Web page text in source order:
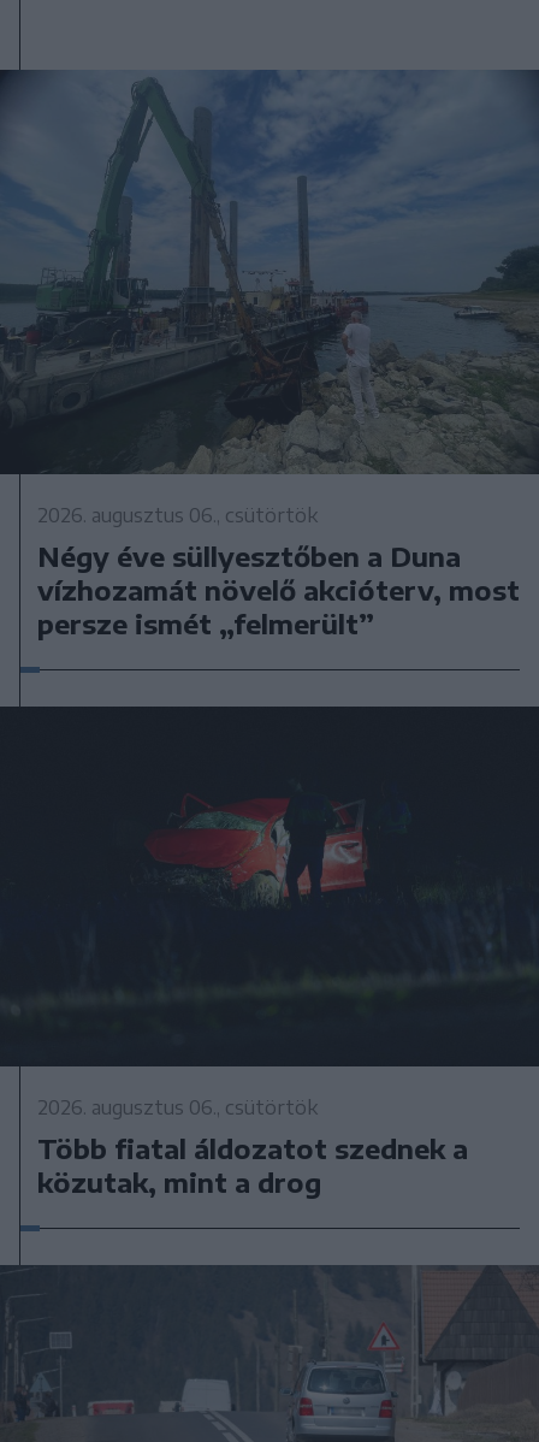
2026. augusztus 06., csütörtök
Négy éve süllyesztőben a Duna
vízhozamát növelő akcióterv, most
persze ismét „felmerült”
2026. augusztus 06., csütörtök
Több fiatal áldozatot szednek a
közutak, mint a drog